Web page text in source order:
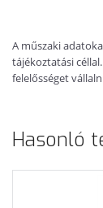
A műszaki
tájékoztatási
felelősséget
Hasonló